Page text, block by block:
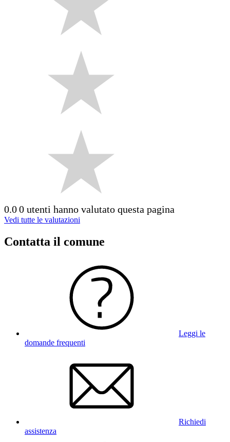
0.00 utenti hanno valutato questa pagina
Vedi tutte le valutazioni
Contatta il comune
Leggi le
domande frequenti
Richiedi
assistenza